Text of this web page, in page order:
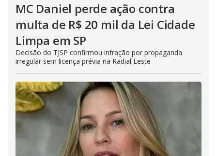
MC Daniel perde ação contra
multa de R$ 20 mil da Lei Cidade
Limpa em SP
Decisão do TJSP confirmou infração por propaganda
irregular sem licença prévia na Radial Leste